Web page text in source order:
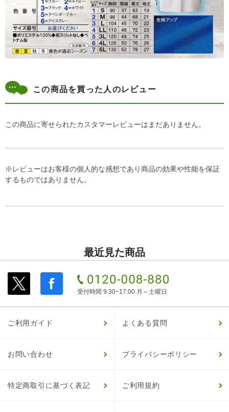
この商品を買った人のレビュー
この商品に寄せられたカスタマーレビューはまだありません。
※レビューはお客様の個人的な感想であり商品の効果や性能を保証
するものではありません。
最近見た商品
受付時間 9:30~17:00 月～土曜日
ご利用ガイド よくある質問
お問い合わせ プライバシーポリシー
特定商取引に基づく表記 ご利用規約